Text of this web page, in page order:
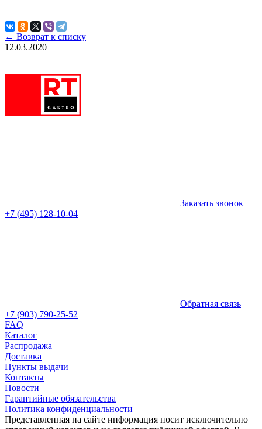
← Возврат к списку
12.03.2020
Заказать звонок
+7 (495) 128-10-04
Обратная связь
+7 (903) 790-25-52
FAQ
Каталог
Распродажа
Доставка
Пункты выдачи
Контакты
Новости
Гарантийные обязательства
Политика конфиденциальности
Представленная на сайте информация носит исключительно